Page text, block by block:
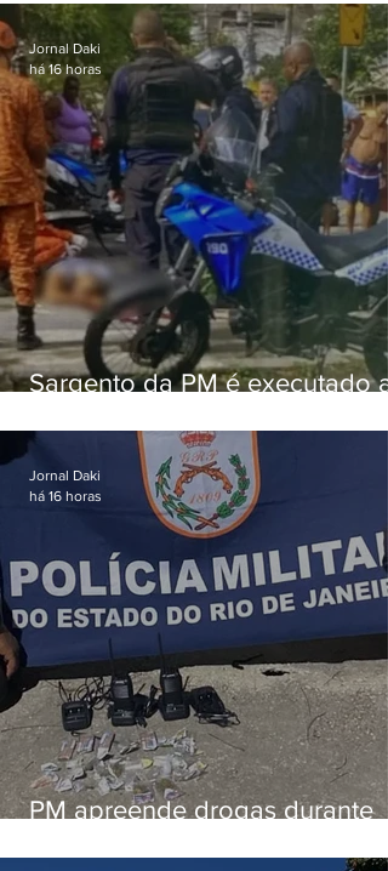
Sargento da PM é executado a
em Vaz Lobo
Jornal Daki
há 16 horas
PM apreende drogas durante
Jornal Daki
há 16 horas